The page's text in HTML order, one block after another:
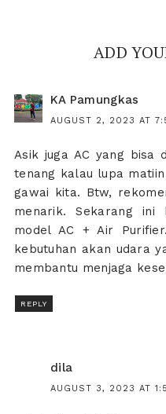
ADD
KA Pamungkas
AUGUST 2, 2023 AT
Asik juga AC yang bisa
tenang kalau lupa
gawai kita. Btw,
menarik. Sekarang
model AC + Air
kebutuhan akan udara
membantu menjaga
REPLY
dila
AUGUST 3, 2023 AT